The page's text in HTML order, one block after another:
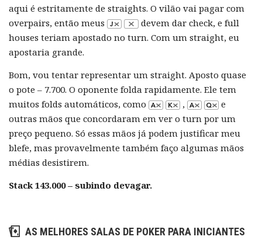
aqui é estritamente de straights. O vilão vai pagar com
overpairs, então meus
devem dar check, e full
houses teriam apostado no turn. Com um straight, eu
apostaria grande.
Bom, vou tentar representar um straight. Aposto quase
o pote – 7.700. O oponente folda rapidamente. Ele tem
muitos folds automáticos, como
,
e
outras mãos que concordaram em ver o turn por um
preço pequeno. Só essas mãos já podem justificar meu
blefe, mas provavelmente também faço algumas mãos
médias desistirem.
Stack 143.000 – subindo devagar.
AS MELHORES SALAS DE POKER PARA INICIANTES